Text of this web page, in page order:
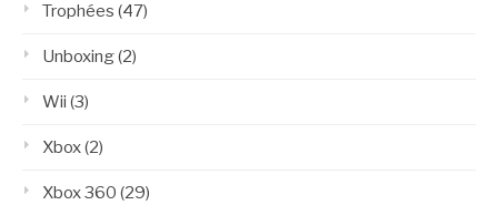
Trophées (47)
Unboxing(2)
Wii (3)
Xbox(2)
Xbox 360 (29)